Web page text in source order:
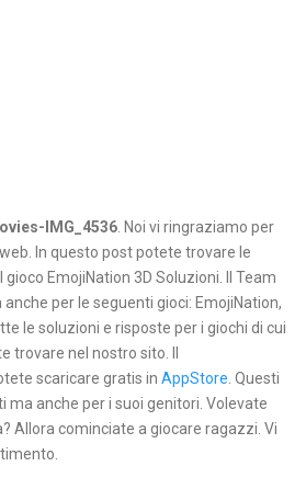
IMG_4536. Noi vi ringraziamo per
In questo post potete trovare le
EmojiNation 3D Soluzioni. Il Team
per le seguenti gioci: EmojiNation,
le soluzioni e risposte per i giochi di cui
trovare nel nostro sito. Il
scaricare gratis in AppStore. Questi
ma anche per i suoi genitori. Volevate
Allora cominciate a giocare ragazzi. Vi